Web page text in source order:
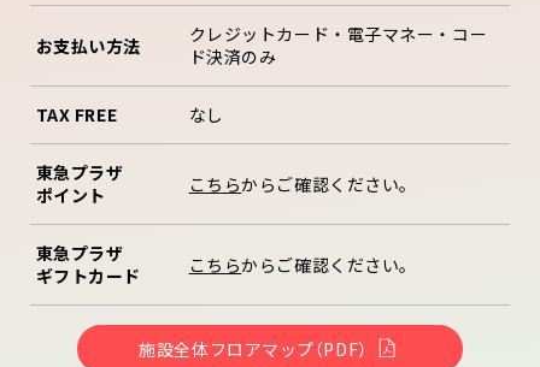
お支払い方法
クレジットカード・電子マネー・コー
ド決済のみ
TAX FREE なし
東急プラザ
ポイント
こちらからご確認ください。
東急プラザ
ギフトカード
こちらからご確認ください。
施設全体フロアマップ（PDF）